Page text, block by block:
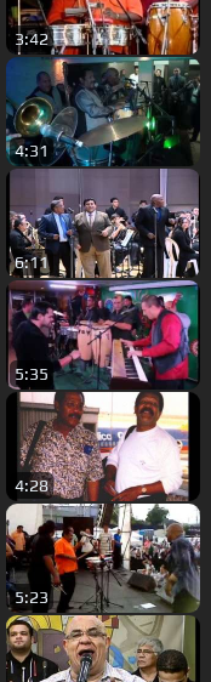
3:42
4:31
6:11
5:35
4:28
5:23